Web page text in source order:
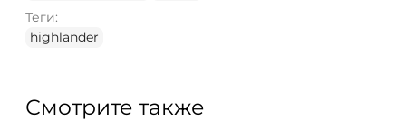
Теги:
highlander
Смотрите также